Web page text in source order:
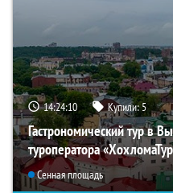
14:24:08 Купили:5
Гастрономический тур в
туроператора
Сенная площадь